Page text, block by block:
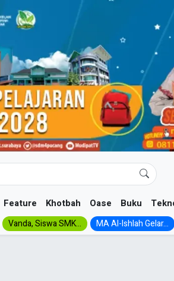
Feature Khotbah Oase Buku
Vanda, Siswa SMK... MA Al-Ishlah Gelar...